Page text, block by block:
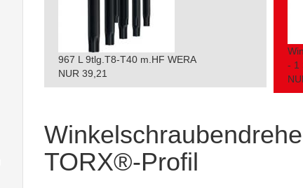
967 L 9tlg.T8-T40 m.HF WERA
NUR 39,21
- 1
TORX®-Profil